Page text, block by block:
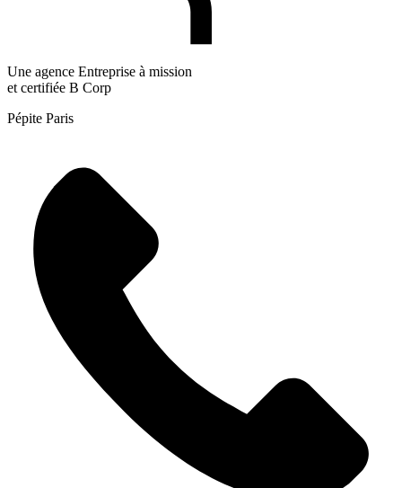
Une agence Entreprise à mission
et certifiée B Corp
Pépite Paris